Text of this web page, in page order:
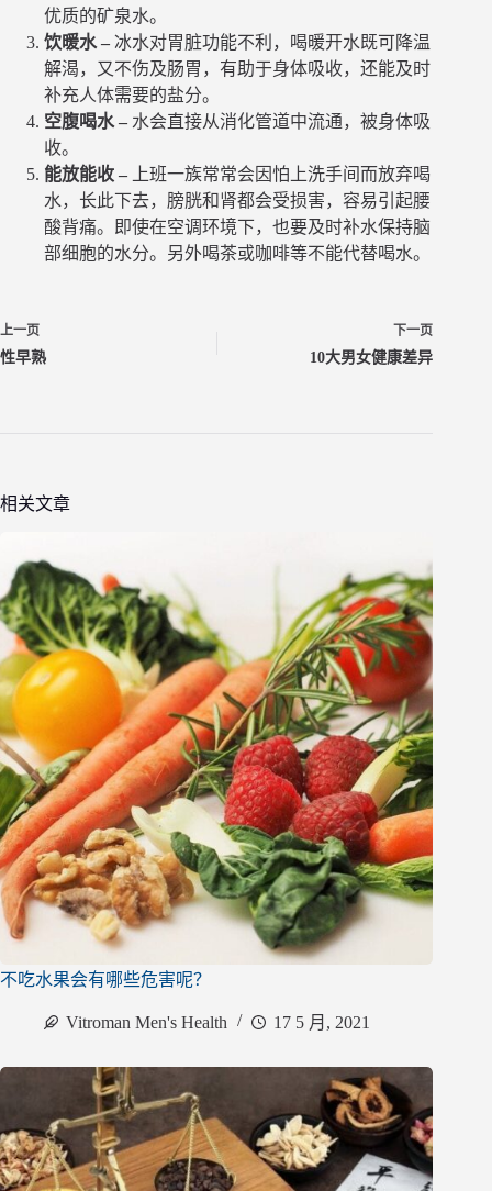
优质的矿泉水。
饮暖水 – 冰水对胃脏功能不利，喝暖开水既可降温
解渴，又不伤及肠胃，有助于身体吸收，还能及时
补充人体需要的盐分。
空腹喝水 – 水会直接从消化管道中流通，被身体吸
收。
能放能收 –
上班一族常常会因怕上洗手间而放弃喝
水，长此下去，膀胱和肾都会受损害，容易引起腰
酸背痛。即使在空调环境下，也要及时补水保持脑
部细胞的水分。另外喝茶或咖啡等不能代替喝水。
上一页
性早熟
下一页
10大男女健康差异
相关文章
不吃水果会有哪些危害呢？
Vitroman Men's Health 17 5 月, 2021